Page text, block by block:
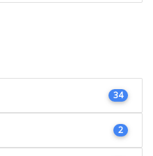
34
2